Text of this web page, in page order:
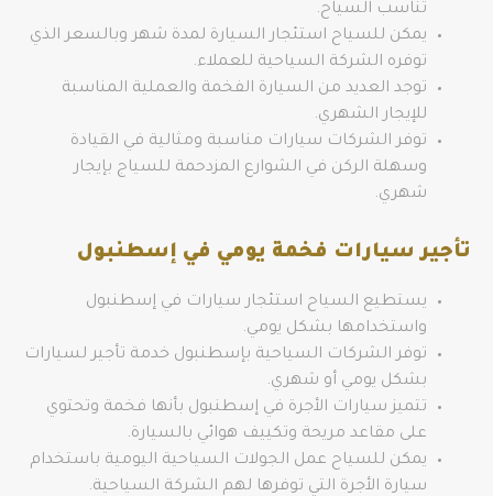
تناسب السياح.
يمكن للسياح استئجار السيارة لمدة شهر وبالسعر الذي
توفره الشركة السياحية للعملاء.
توجد العديد من السيارة الفخمة والعملية المناسبة
للإيجار الشهري.
توفر الشركات سيارات مناسبة ومثالية في القيادة
وسهلة الركن في الشوارع المزدحمة للسياج بإيجار
شهري.
تأجير سيارات فخمة يومي في إسطنبول
يستطيع السياح استئجار سيارات في إسطنبول
واستخدامها بشكل يومي.
توفر الشركات السياحية بإسطنبول خدمة تأجير لسيارات
بشكل يومي أو شهري.
تتميز سيارات الأجرة في إسطنبول بأنها فخمة وتحتوي
على مقاعد مريحة وتكييف هوائي بالسيارة.
يمكن للسياح عمل الجولات السياحية اليومية باستخدام
سيارة الأجرة التي توفرها لهم الشركة السياحية.